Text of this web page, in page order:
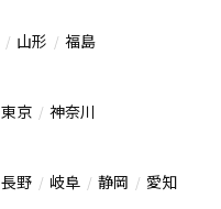
山形 福島
東京 神奈川
長野 岐阜 静岡 愛知